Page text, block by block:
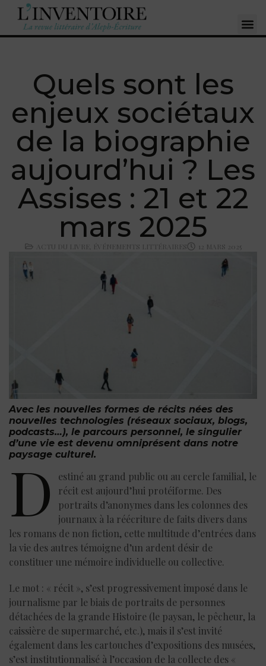
Quels sont les
enjeux sociétaux
de la biographie
aujourd’hui ? Les
Assises : 21 et 22
mars 2025
ACTU DU LIVRE ÉVÉNEMENTS LITTÉRAIRES 12 MARS 2025
Avec les nouvelles formes de récits nées des
nouvelles technologies (réseaux sociaux, blogs,
podcasts…), le parcours personnel, le singulier
d’une vie est devenu omniprésent dans notre
paysage culturel.
D
estiné au grand public ou au cercle familial, le
récit est aujourd’hui protéiforme. Des
portraits d’anonymes dans les colonnes des
journaux à la réécriture de faits divers dans
les romans de non fiction, cette multitude d’entrées dans
la vie des autres témoigne d’un ardent désir de
constituer une mémoire individuelle ou collective.
Le mot : « récit », s’est progressivement imposé dans le
journalisme par le biais de portraits de personnes
détachées de la grande Histoire (le paysan, le pêcheur, la
caissière de supermarché, etc.), mais il s’est invité
également dans les cartouches d’expositions des musées,
s’est institutionnalisé à l’occasion de la collecte des «